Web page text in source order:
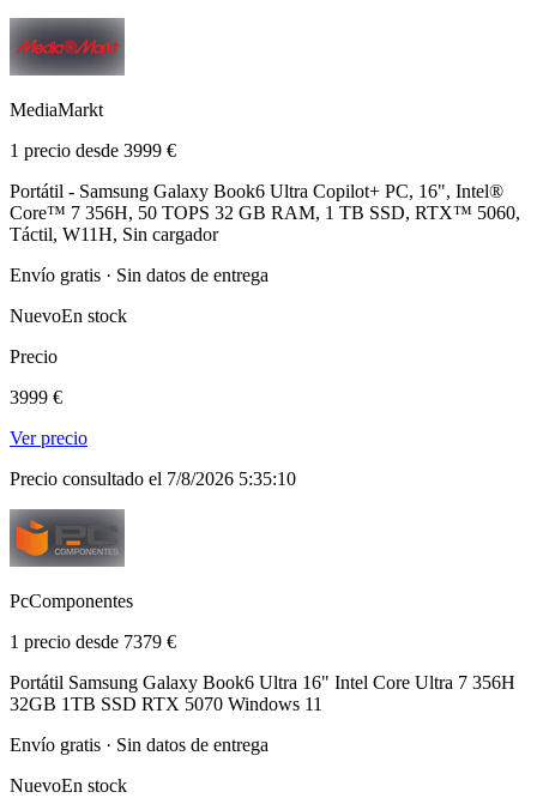
MediaMarkt
1 precio desde 3999 €
Portátil - Samsung Galaxy Book6 Ultra Copilot+ PC, 16", Intel®
Core™ 7 356H, 50 TOPS 32 GB RAM, 1 TB SSD, RTX™ 5060,
Táctil, W11H, Sin cargador
Envío gratis · Sin datos de entrega
NuevoEn stock
Precio
3999 €
Ver precio
Precio consultado el 7/8/2026 5:35:10
PcComponentes
1 precio desde 7379 €
Portátil Samsung Galaxy Book6 Ultra 16" Intel Core Ultra 7 356H
32GB 1TB SSD RTX 5070 Windows 11
Envío gratis · Sin datos de entrega
NuevoEn stock